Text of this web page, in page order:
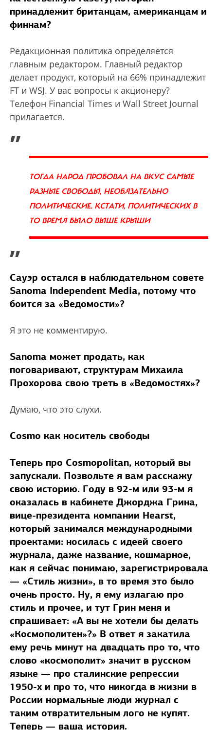
принадлежит британцам, американцам и
финнам?
Редакционная политика определяется
главным редактором. Главный редактор
делает продукт, который на 66% принадлежит
FT и WSJ. У вас вопросы к акционеру?
Телефон Financial Times и Wall Street Journal
прилагается.
„
ТОГДА НАРОД ПРОБОВАЛ НА ВКУС САМЫЕ
РАЗНЫЕ СВОБОДЫ, НЕОБЯЗАТЕЛЬНО
ПОЛИТИЧЕСКИЕ. КСТАТИ, ПОЛИТИЧЕСКИХ В
ТО ВРЕМЯ БЫЛО ВЫШЕ КРЫШИ
”
Сауэр остался в наблюдательном совете
Sanoma Independent Media, потому что
боится за «Ведомости»?
Я это не комментирую.
Sanoma может продать, как
поговаривают, структурам Михаила
Прохорова свою треть в «Ведомостях»?
Думаю, что это слухи.
Cosmo как носитель свободы
Теперь про Cosmopolitan, который вы
запускали. Позвольте я вам расскажу
свою историю. Году в 92-м или 93-м я
оказалась в кабинете Джорджа Грина,
вице-президента компании Hearst,
который занимался международными
проектами: носилась с идеей своего
журнала, даже название, кошмарное,
как я сейчас понимаю, зарегистрировала
— «Стиль жизни», в то время это было
очень просто. Ну, я ему излагаю про
стиль и прочее, и тут Грин меня и
спрашивает: «А вы не хотели бы делать
«Космополитен»?» В ответ я закатила
ему речь минут на двадцать про то, что
слово «космополит» значит в русском
языке — про сталинские репрессии
1950-х и про то, что никогда в жизни в
России нормальные люди журнал с
таким отвратительным лого не купят.
Теперь — ваша история.